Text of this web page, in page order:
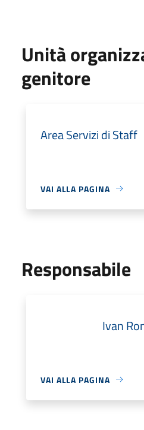
Unità
genitore
Area Servizi di Staff
VAI ALLA PAGINA
Responsabile
Ivan
VAI ALLA PAGINA